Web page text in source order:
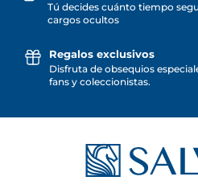
Tú decides cuánto tiempo
cargos ocultos
Regalos exclusivos
Disfruta de obsequios
fans y coleccionistas.